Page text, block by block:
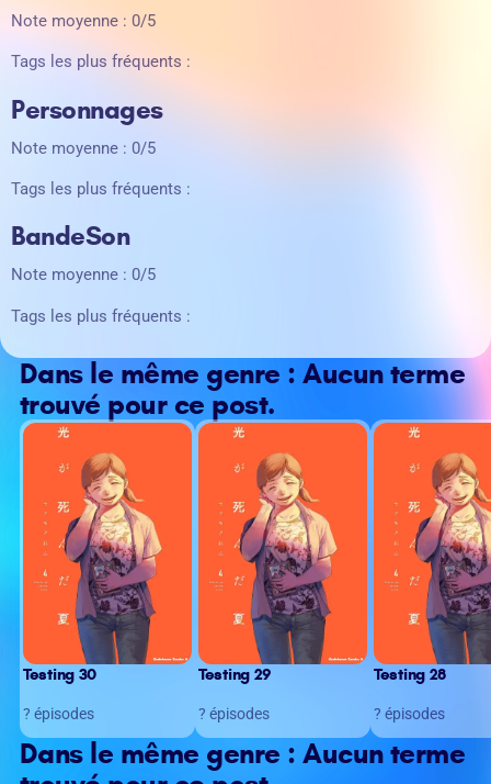
Note moyenne : 0/5
Tags les plus fréquents :
Personnages
Note moyenne : 0/5
Tags les plus fréquents :
BandeSon
Note moyenne : 0/5
Tags les plus fréquents :
Dans le même genre : Aucun terme
trouvé pour ce post.
Testing 30
? épisodes
Testing 29
? épisodes
Testing 28
? épisodes
Dans le même genre : Aucun terme